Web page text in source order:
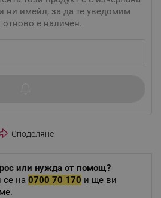
ни имейл, за да те уведомим
отново е наличен.
Споделяне
или нужда от помощ?
се на 0700 70 170 и ще ви